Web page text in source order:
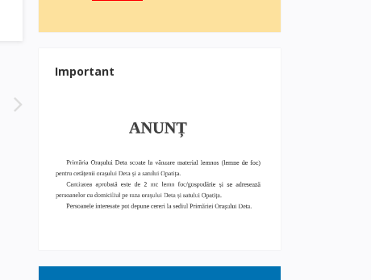
Important